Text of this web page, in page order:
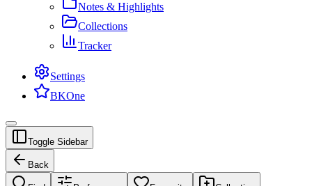
Notes & Highlights
Collections
Tracker
Settings
BKOne
Toggle Sidebar
Back